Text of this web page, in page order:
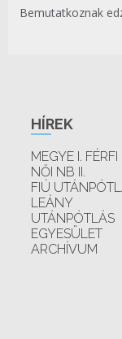
Bemutatkoznak
HÍREK
MEGYE I. FÉRFI
NŐI NB II.
FIÚ
LEÁNY
UTÁNPÓTLÁS
EGYESÜLET
ARCHÍVUM